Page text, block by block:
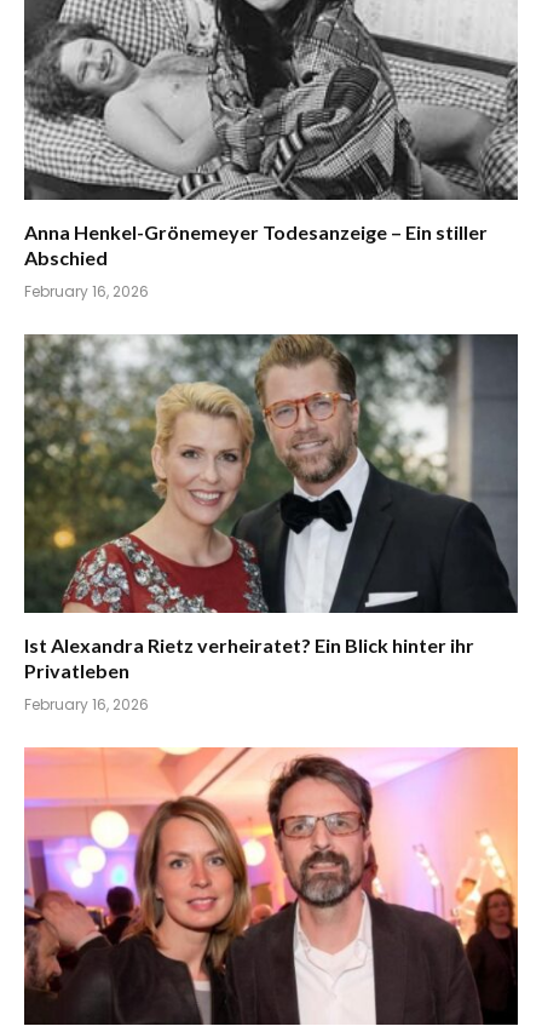
Anna Henkel-Grönemeyer Todesanzeige – Ein stiller
Abschied
February 16, 2026
Ist Alexandra Rietz verheiratet? Ein Blick hinter ihr
Privatleben
February 16, 2026